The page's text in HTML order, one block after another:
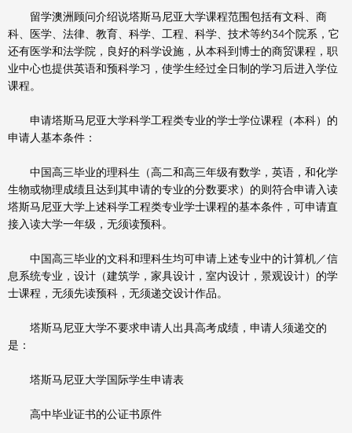
留学澳洲顾问介绍说塔斯马尼亚大学课程范围包括有文科、商
科、医学、法律、教育、科学、工程、科学、技术等约34个院系，它
还有医学和法学院，良好的科学设施，从本科到博士的商贸课程，职
业中心也提供英语和预科学习，使学生经过全日制的学习后进入学位
课程。
申请塔斯马尼亚大学科学工程类专业的学士学位课程（本科）的
申请人基本条件：
中国高三毕业的理科生（高二和高三年级有数学，英语，和化学
生物或物理成绩且达到其申请的专业的分数要求）的则符合申请入读
塔斯马尼亚大学上述科学工程类专业学士课程的基本条件，可申请直
接入读大学一年级，无须读预科。
中国高三毕业的文科和理科生均可申请上述专业中的计算机／信
息系统专业，设计（建筑学，家具设计，室内设计，景观设计）的学
士课程，无须先读预科，无须递交设计作品。
塔斯马尼亚大学不要求申请人出具高考成绩，申请人须递交的
是：
塔斯马尼亚大学国际学生申请表
高中毕业证书的公证书原件